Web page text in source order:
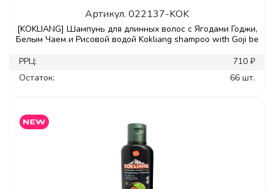
Артикул. 022137-KOK
[KOKLIANG] Шампунь для длинных волос с Ягодами Годжи,
Белым Чаем и Рисовой водой Kokliang shampoo with Goji be
РРЦ:
710 ₽
Остаток:
66 шт.